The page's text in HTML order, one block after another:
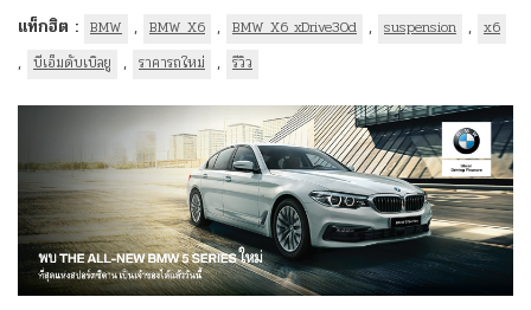
แท็กฮิต : BMW , BMW X6 , BMW X6 xDrive30d , suspension , x6
, บีเอ็มดับเบิลยู , ราคารถใหม่ , รีวิว